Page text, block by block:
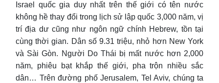
Israel quốc gia duy nhất trên thế giới có tên nước
không hề thay đổi trong lịch sử lập quốc 3,000 năm, vị
trí địa dư cũng như ngôn ngữ chính Hebrew, tồn tại
cùng thời gian. Dân số 9.31 triệu, nhỏ hơn New York
và Sài Gòn. Người Do Thái bị mất nước hơn 2,000
năm, phiêu bạt khắp thế giới, pha trộn nhiều sắc
dân… Trên đường phố Jerusalem, Tel Aviv, chúng ta